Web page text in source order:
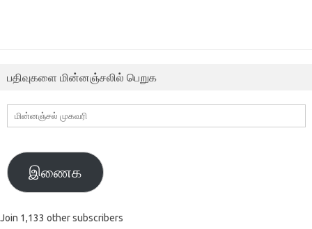
பதிவுகளை மின்னஞ்சலில் பெறுக
மின்னஞ்சல்
முகவரி
இணைக
Join 1,133 other subscribers